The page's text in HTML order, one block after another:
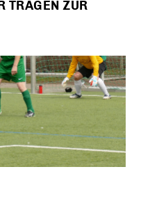
TRAGEN ZUR